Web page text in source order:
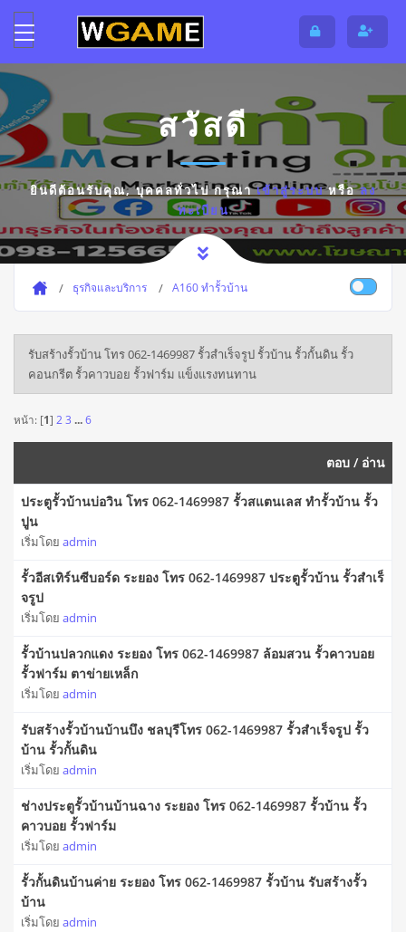
สวัสดี
ยินดีต้อนรับคุณ,บุคคลทั่วไปกรุณาเข้าสู่ระบบหรือลง
ทะเบียน
ธุรกิจและบริการ A160 ทำรั้วบ้าน
รับสร้างรั้วบ้าน โทร 062-1469987 รั้วสำเร็จรูป รั้วบ้าน รั้วกั้นดิน รั้ว
คอนกรีต รั้วคาวบอย รั้วฟาร์ม แข็งแรงทนทาน
หน้า: [1] 2 3 ...6
ตอบ / อ่าน
ประตูรั้วบ้านบ่อวิน โทร 062-1469987 รั้วสแตนเลส ทำรั้วบ้าน รั้ว
ปูน
เริ่มโดย admin
รั้วอีสเทิร์นซีบอร์ด ระยอง โทร 062-1469987 ประตูรั้วบ้าน รั้วสําเร็
จรูป
เริ่มโดย admin
รั้วบ้านปลวกแดง ระยอง โทร 062-1469987 ล้อมสวน รั้วคาวบอย
รั้วฟาร์ม ตาข่ายเหล็ก
เริ่มโดย admin
รับสร้างรั้วบ้านบ้านบึง ชลบุรีโทร 062-1469987 รั้วสำเร็จรูป รั้ว
บ้าน รั้วกั้นดิน
เริ่มโดย admin
ช่างประตูรั้วบ้านบ้านฉาง ระยอง โทร 062-1469987 รั้วบ้าน รั้ว
คาวบอย รั้วฟาร์ม
เริ่มโดย admin
รั้วกั้นดินบ้านค่าย ระยอง โทร 062-1469987 รั้วบ้าน รับสร้างรั้ว
บ้าน
เริ่มโดย admin